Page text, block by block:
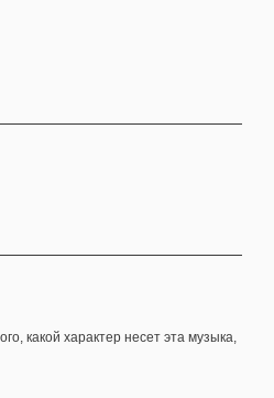
какой характер несет эта музыка,